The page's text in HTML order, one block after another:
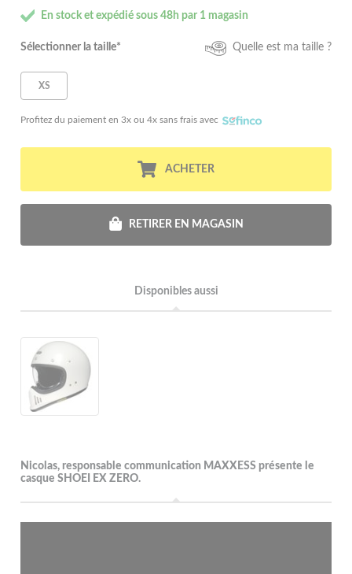
En stock et expédié sous 48h par 1 magasin
Sélectionner la taille* Quelle est ma taille ?
XS
Profitez du paiement en 3x ou 4x sans frais avec
ACHETER
RETIRER EN MAGASIN
Disponibles aussi
Nicolas, responsable communication MAXXESS présente le
casque SHOEI EX ZERO.